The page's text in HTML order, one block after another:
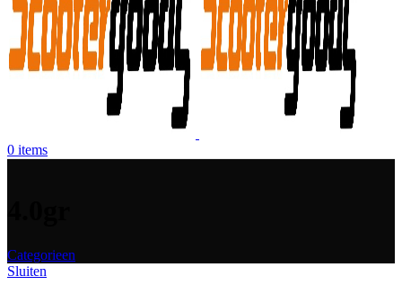
0 items
Categorieen
Sluiten